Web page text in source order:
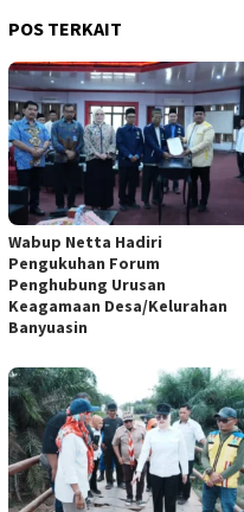
POS TERKAIT
Wabup Netta Hadiri
Pengukuhan Forum
Penghubung Urusan
Keagamaan Desa/Kelurahan
Banyuasin